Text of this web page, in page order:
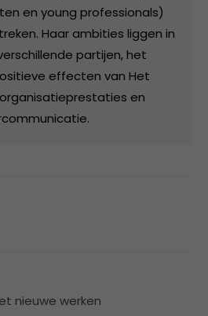
en young professionals)
Haar ambities liggen in
partijen, het
effecten van Het
en
nieuwe werken